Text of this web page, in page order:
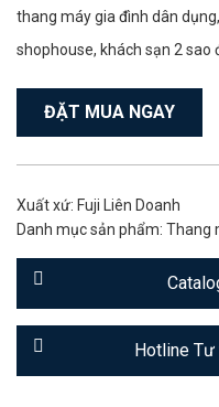
thang máy gia đình dân
shophouse, khách sạn 2 sao
ĐẶT MUA NGAY
Xuất xứ: Fuji Liên Doanh
Danh mục sản phẩm: Thang
Hotline